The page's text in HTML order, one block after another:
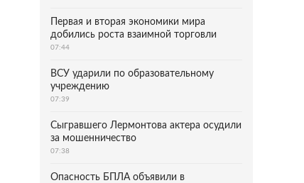
Первая и вторая экономики мира
добились роста взаимной торговли
07:44
ВСУ ударили по образовательному
учреждению
07:39
Сыгравшего Лермонтова актера осудили
за мошенничество
07:38
Опасность БПЛА объявили в